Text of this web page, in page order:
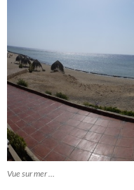
Vue sur mer …